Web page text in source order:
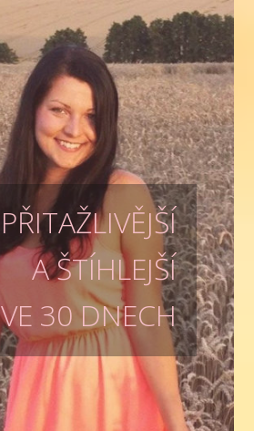
PŘITAŽLIVĚJŠÍ
A ŠTÍHLEJŠÍ
VE 30 DNECH